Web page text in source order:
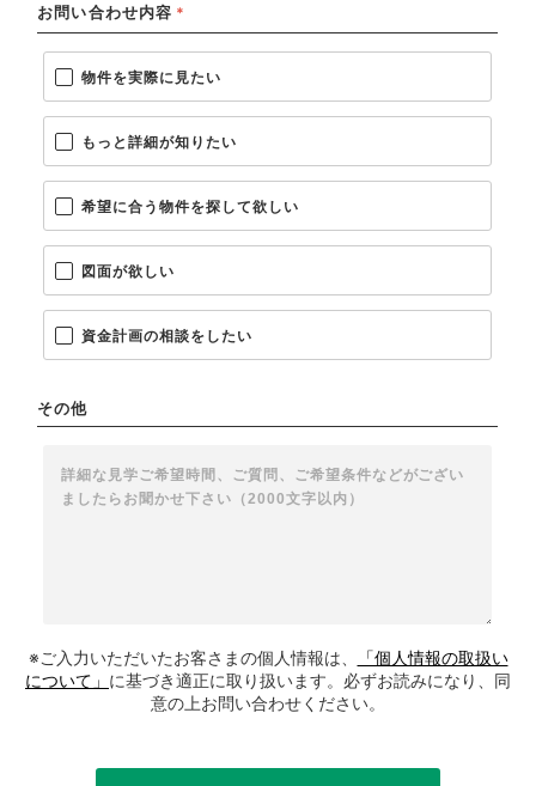
お問い合わせ内容 *
物件を実際に見たい
もっと詳細が知りたい
希望に合う物件を探して欲しい
図面が欲しい
資金計画の相談をしたい
その他
※ご入力いただいたお客さまの個人情報は、
「個人情報の取扱い
について」 に基づき適正に取り扱います。必ずお読みになり、同
意の上お問い合わせください。